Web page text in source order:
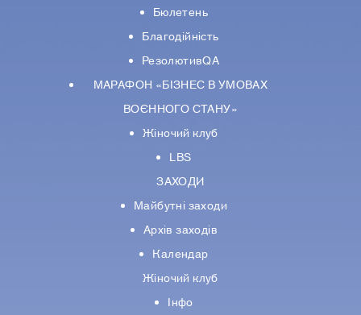
Бюлетень
Благодійність
РезолютивQA
МАРАФОН «БІЗНЕС В УМОВАХ
ВОЄННОГО СТАНУ»
Жіночий клуб
LBS
ЗАХОДИ
Майбутні заходи
Архів заходів
Календар
Жіночий клуб
Інфо